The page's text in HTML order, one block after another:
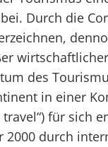
Durch die
des
in einer
für sich
2000 durch